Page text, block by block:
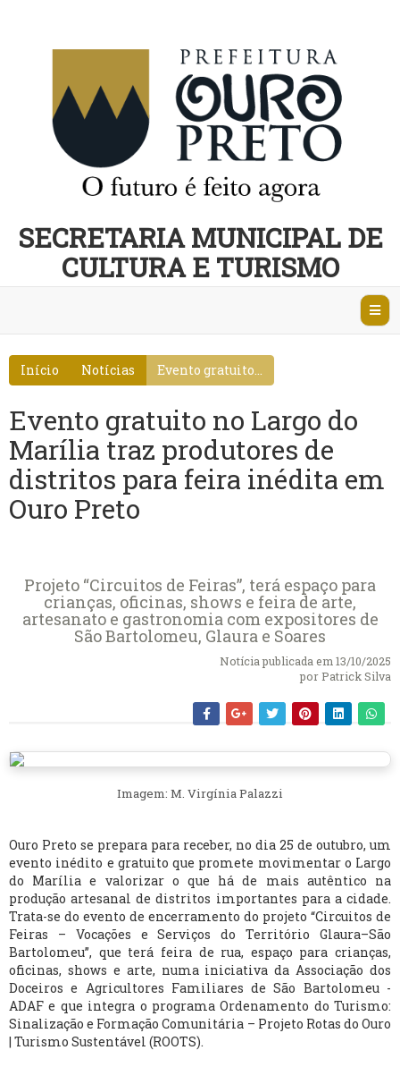
SECRETARIA MUNICIPAL DE
CULTURA E TURISMO
Início Notícias Evento gratuito...
Evento gratuito no Largo do
Marília traz produtores de
distritos para feira inédita em
Ouro Preto
Projeto “Circuitos de Feiras”, terá espaço para
crianças, oficinas, shows e feira de arte,
artesanato e gastronomia com expositores de
São Bartolomeu, Glaura e Soares
Notícia publicada em 13/10/2025
porPatrick Silva
Imagem: M. Virgínia Palazzi
Ouro Preto se prepara para receber, no dia 25 de outubro, um
evento inédito e gratuito que promete movimentar o Largo
do Marília e valorizar o que há de mais autêntico na
produção artesanal de distritos importantes para a cidade.
Trata-se do evento de encerramento do projeto “Circuitos de
Feiras – Vocações e Serviços do Território Glaura–São
Bartolomeu”, que terá feira de rua, espaço para crianças,
oficinas, shows e arte, numa iniciativa da Associação dos
Doceiros e Agricultores Familiares de São Bartolomeu -
ADAF e que integra o programa Ordenamento do Turismo:
Sinalização e Formação Comunitária – Projeto Rotas do Ouro
| Turismo Sustentável (ROOTS).